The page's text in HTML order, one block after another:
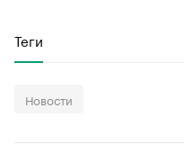
Теги
Новости